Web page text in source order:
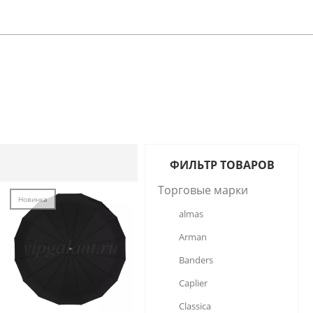
Новинка
ФИЛЬТР ТОВАРОВ
Торговые марки
almas
Arman
Banders
Caplier
Classica